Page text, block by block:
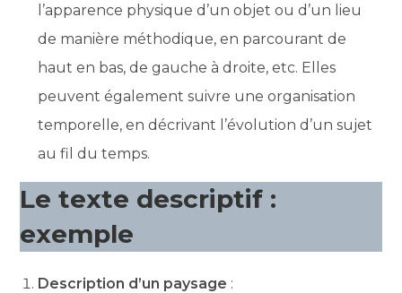
l’apparence physique d’un objet ou d’un lieu
de manière méthodique, en parcourant de
haut en bas, de gauche à droite, etc. Elles
peuvent également suivre une organisation
temporelle, en décrivant l’évolution d’un sujet
au fil du temps.
Le texte descriptif :
exemple
Description d’un paysage :